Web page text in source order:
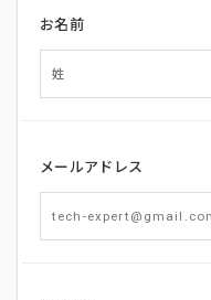
お名前
メールアドレス